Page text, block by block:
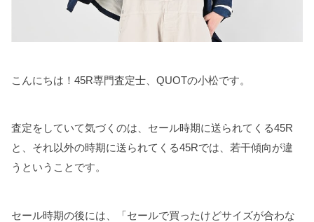
こんにちは！45R専門査定士、QUOTの小松です。
査定をしていて気づくのは、セール時期に送られてくる45R
と、それ以外の時期に送られてくる45Rでは、若干傾向が違
うということです。
セール時期の後には、「セールで買ったけどサイズが合わな